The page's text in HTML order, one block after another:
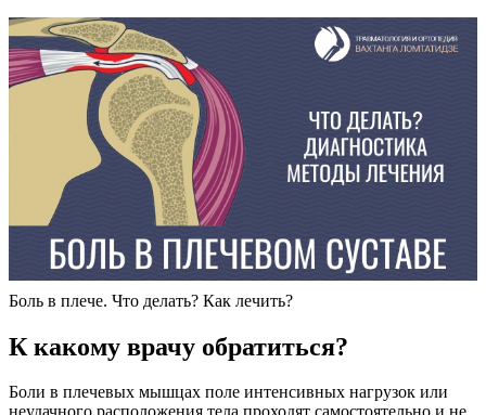
Боль в плече. Что делать? Как лечить?
К какому врачу обратиться?
Боли в плечевых мышцах поле интенсивных нагрузок или